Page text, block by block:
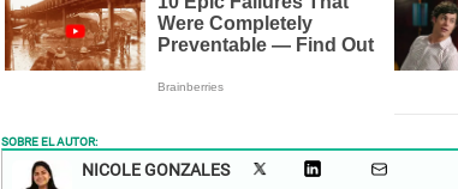
SOBRE EL AUTOR:
NICOLE GONZALES